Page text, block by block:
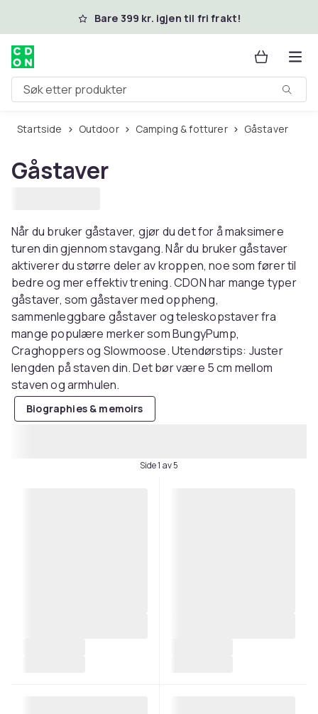
Hopp til hovedinnholdBare 399 kr. igjen til fri frakt!
Søk etter produkter
Startside Outdoor Camping & fotturer Gåstaver
Gåstaver
Når du bruker gåstaver, gjør du det for å maksimere
turen din gjennom stavgang. Når du bruker gåstaver
aktiverer du større deler av kroppen, noe som fører til
bedre og mer effektiv trening. CDON har mange typer
gåstaver, som gåstaver med oppheng,
sammenleggbare gåstaver og teleskopstaver fra
mange populære merker som BungyPump,
Craghoppers og Slowmoose. Utendørstips: Juster
lengden på staven din. Det bør være 5 cm mellom
staven og armhulen.
Biographies & memoirs
Side 1 av 5